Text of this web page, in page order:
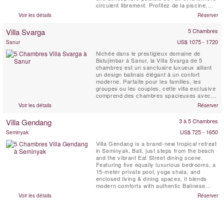
circulent librement. Profitez de la piscine,
entraînez-vous dans la salle de sport ou
savourez un verre sur la terrasse sur le toit.
Voir les détails Réserver
Villa Svarga 5 Chambres
Sanur
US$ 1075 - 1720
Nichée dans le prestigieux domaine de
Batujimbar à Sanur, la Villa Svarga de 5
chambres est un sanctuaire luxueux alliant
un design balinais élégant à un confort
moderne. Parfaite pour les familles, les
groupes ou les couples, cette villa exclusive
comprend des chambres spacieuses avec
salle de bains privative, une piscine privée
de 16 mètres, des jardins tropicaux, 2
multimédia et une cuisine gastronomique
Voir les détails Réserver
Villa Gendang 3 à 5 Chambres
Seminyak
US$ 725 - 1650
Villa Gendang is a brand-new tropical retreat
in Seminyak, Bali, just steps from the beach
and the vibrant Eat Street dining scene.
Featuring five equally luxurious bedrooms, a
15-meter private pool, yoga shala, and
enclosed living & dining spaces, it blends
modern comforts with authentic Balinese
charm. Complete with butler service, daily
Voir les détails Réserver